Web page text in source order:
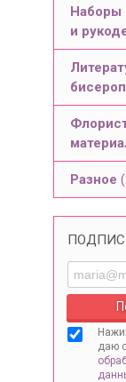
Наборы
и
Разное
даю